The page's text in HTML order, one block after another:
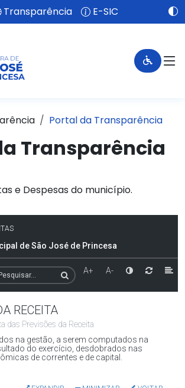
Transparência E-SIC
Portal da Transparência
Transparência
e Despesas do município.